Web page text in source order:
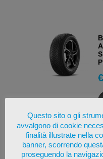
€
Questo sito o gli
avvalgono di cookie
finalità illustrate nella
banner, scorrendo
proseguendo la